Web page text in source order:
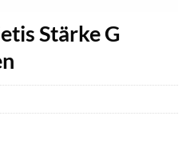
Stärke G